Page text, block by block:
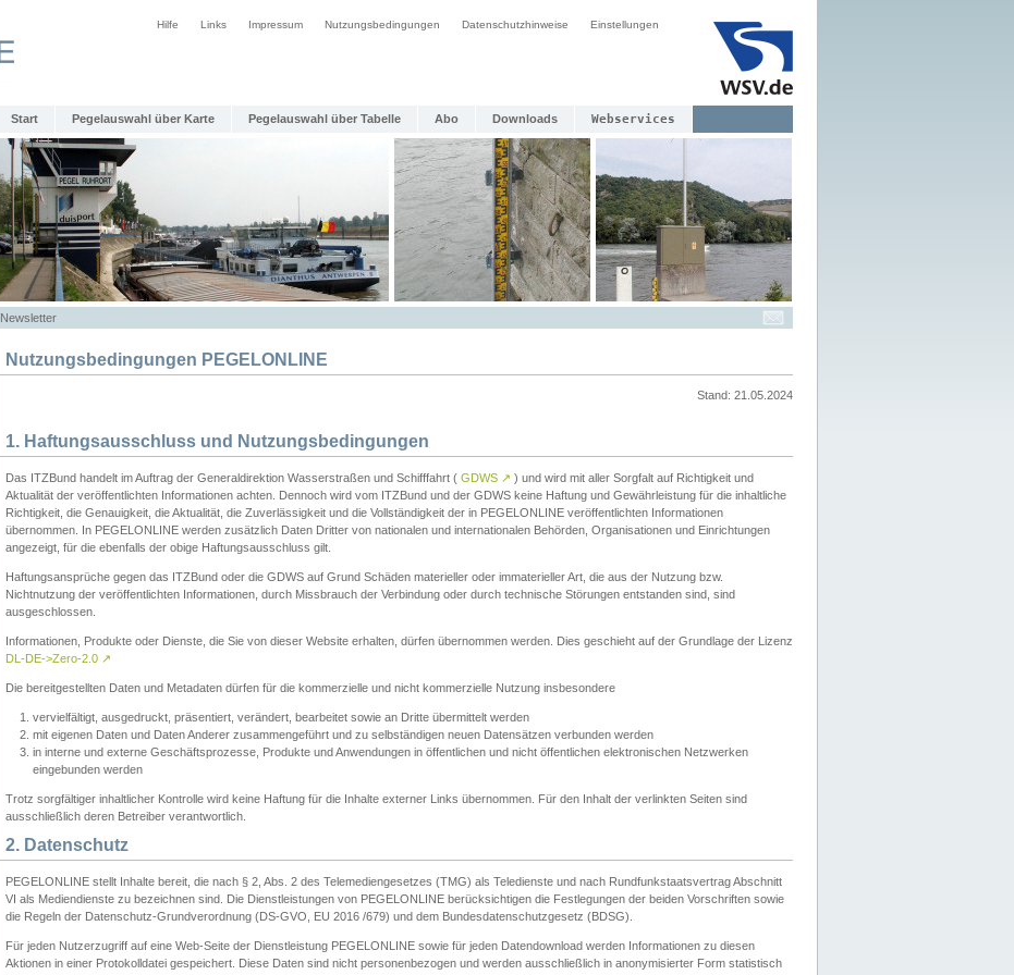
Hilfe Links Impressum Nutzungsbedingungen Datenschutzhinweise Einstellungen
Start Pegelauswahl über Karte Pegelauswahl über Tabelle Abo Downloads Webservices
Newsletter
Nutzungsbedingungen PEGELONLINE
Stand: 21.05.2024
1. Haftungsausschluss und Nutzungsbedingungen
Das ITZBund handelt im Auftrag der Generaldirektion Wasserstraßen und Schifffahrt ( GDWS ↗ ) und wird mit aller Sorgfalt auf Richtigkeit und
Aktualität der veröffentlichten Informationen achten. Dennoch wird vom ITZBund und der GDWS keine Haftung und Gewährleistung für die inhaltliche
Richtigkeit, die Genauigkeit, die Aktualität, die Zuverlässigkeit und die Vollständigkeit der in PEGELONLINE veröffentlichten Informationen
übernommen. In PEGELONLINE werden zusätzlich Daten Dritter von nationalen und internationalen Behörden, Organisationen und Einrichtungen
angezeigt, für die ebenfalls der obige Haftungsausschluss gilt.
Haftungsansprüche gegen das ITZBund oder die GDWS auf Grund Schäden materieller oder immaterieller Art, die aus der Nutzung bzw.
Nichtnutzung der veröffentlichten Informationen, durch Missbrauch der Verbindung oder durch technische Störungen entstanden sind, sind
ausgeschlossen.
Informationen, Produkte oder Dienste, die Sie von dieser Website erhalten, dürfen übernommen werden. Dies geschieht auf der Grundlage der Lizenz
DL-DE->Zero-2.0 ↗
Die bereitgestellten Daten und Metadaten dürfen für die kommerzielle und nicht kommerzielle Nutzung insbesondere
vervielfältigt, ausgedruckt, präsentiert, verändert, bearbeitet sowie an Dritte übermittelt werden
mit eigenen Daten und Daten Anderer zusammengeführt und zu selbständigen neuen Datensätzen verbunden werden
in interne und externe Geschäftsprozesse, Produkte und Anwendungen in öffentlichen und nicht öffentlichen elektronischen Netzwerken
eingebunden werden
Trotz sorgfältiger inhaltlicher Kontrolle wird keine Haftung für die Inhalte externer Links übernommen. Für den Inhalt der verlinkten Seiten sind
ausschließlich deren Betreiber verantwortlich.
2. Datenschutz
PEGELONLINE stellt Inhalte bereit, die nach § 2, Abs. 2 des Telemediengesetzes (TMG) als Teledienste und nach Rundfunkstaatsvertrag Abschnitt
VI als Mediendienste zu bezeichnen sind. Die Dienstleistungen von PEGELONLINE berücksichtigen die Festlegungen der beiden Vorschriften sowie
die Regeln der Datenschutz-Grundverordnung (DS-GVO, EU 2016 /679) und dem Bundesdatenschutzgesetz (BDSG).
Für jeden Nutzerzugriff auf eine Web-Seite der Dienstleistung PEGELONLINE sowie für jeden Datendownload werden Informationen zu diesen
Aktionen in einer Protokolldatei gespeichert. Diese Daten sind nicht personenbezogen und werden ausschließlich in anonymisierter Form statistisch